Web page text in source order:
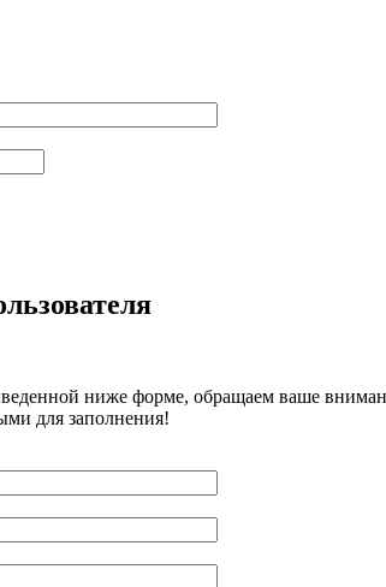
ниже форме, обращаем ваше
для заполнения!